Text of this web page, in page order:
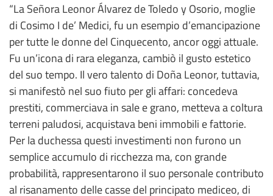
“La Señora Leonor Álvarez de Toledo y Osorio, moglie
di Cosimo I de’ Medici, fu un esempio d’emancipazione
per tutte le donne del Cinquecento, ancor oggi attuale.
Fu un’icona di rara eleganza, cambiò il gusto estetico
del suo tempo. Il vero talento di Doña Leonor, tuttavia,
si manifestò nel suo fiuto per gli affari: concedeva
prestiti, commerciava in sale e grano, metteva a coltura
terreni paludosi, acquistava beni immobili e fattorie.
Per la duchessa questi investimenti non furono un
semplice accumulo di ricchezza ma, con grande
probabilità, rappresentarono il suo personale contributo
al risanamento delle casse del principato mediceo, di